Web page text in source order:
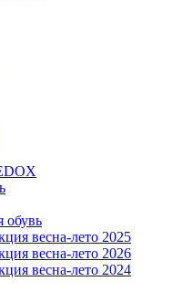
обувь
весна-лето 2025
весна-лето 2026
весна-лето 2024